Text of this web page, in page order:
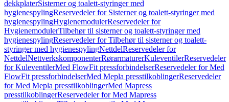
dekkplaterSisterner og toalett-styringer med
hygienespylingReservedeler for Sisterner og toalett-styringer med
hygienespylingHygienemodulerReservedeler for
HygienemodulerTilbehør til sisterner og toalett-styringer med
hygienespylingReservedeler for Tilbehør til sisterner og toalett-
styringer med hygienespylingNettdelReservedeler for
NettdelNettverkskomponenterRørarmaturerKuleventilerReservedeler
for KuleventilerMed FlowFit pressforbindelserReservedeler for Med
FlowFit pressforbindelserMed Mepla presstilkoblingerReservedeler
for Med Mepla presstilkoblingerMed Mapress
presstilkoblingerReservedeler for Med Mapress